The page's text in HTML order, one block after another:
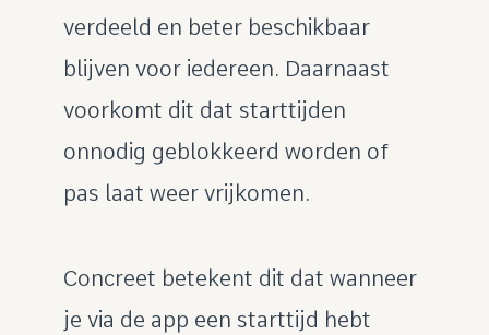
verdeeld en beter beschikbaar
blijven voor iedereen. Daarnaast
voorkomt dit dat starttijden
onnodig geblokkeerd worden of
pas laat weer vrijkomen.
Concreet betekent dit dat wanneer
je via de app een starttijd hebt